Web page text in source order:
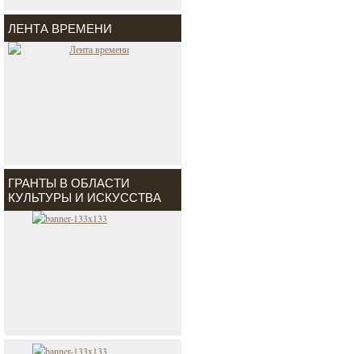
ЛЕНТА ВРЕМЕНИ
ГРАНТЫ В ОБЛАСТИ
КУЛЬТУРЫ И ИСКУССТВА